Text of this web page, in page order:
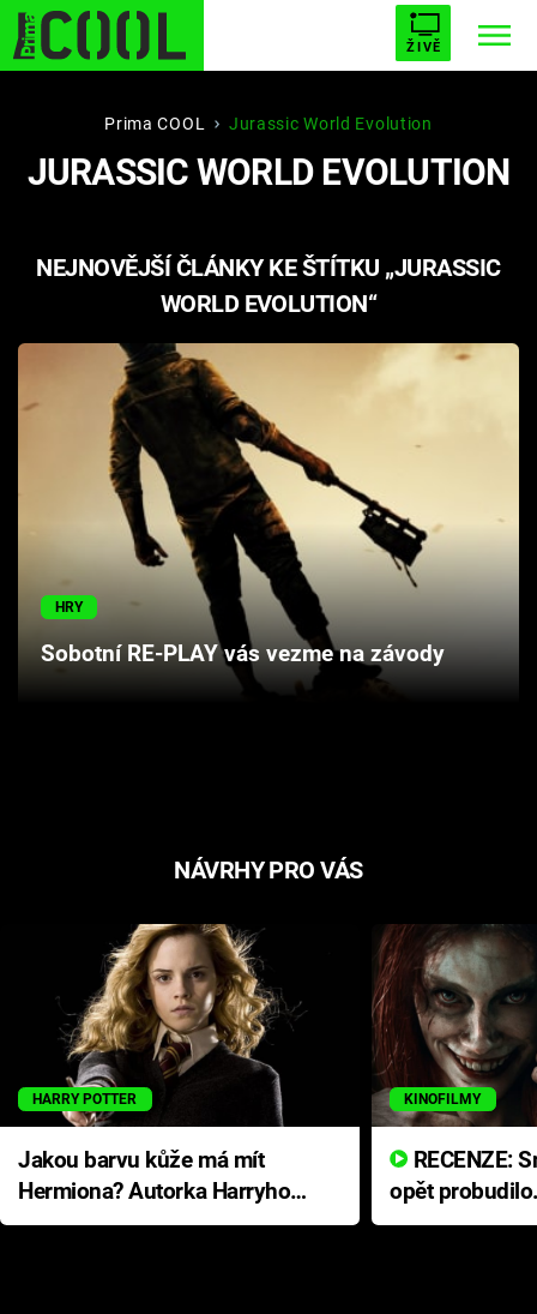
ŽIVĚ
STARHOUSE BUFFY, PŘEMOŽITELKA UPÍRŮ
ESCAPE PLNEJ KOTEL AVENGERS 5
Cool Esport
Pořady
Prima COOL Jurassic World Evolution
JURASSIC WORLD EVOLUTION
NEJNOVĚJŠÍ ČLÁNKY KE ŠTÍTKU „JURASSIC
WORLD EVOLUTION“
HRY
Sobotní RE-PLAY vás vezme na závody
NÁVRHY PRO VÁS
HARRY POTTER
Jakou barvu kůže má mít
Hermiona? Autorka Harryho
Pottera přišla s ráznou
KINOFILMY
opět
přichází s